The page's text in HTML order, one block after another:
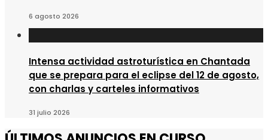
6 agosto 2026
Intensa actividad astroturística en Chantada
que se prepara para el eclipse del 12 de agosto,
con charlas y carteles informativos
31 julio 2026